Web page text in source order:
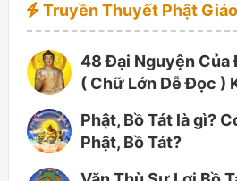
Truyền Thuyết Phật Giáo
48 Đại Nguyện Của
( Chữ Lớn Dễ Đọc )
Phật, Bồ Tát là gì?
Phật, Bồ Tát?